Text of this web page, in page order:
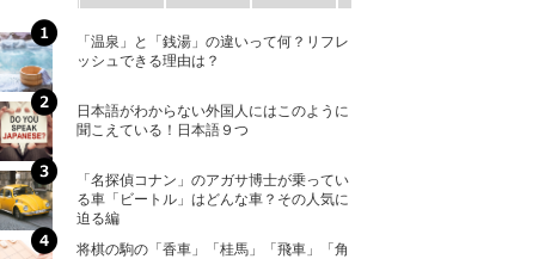
「温泉」と「銭湯」の違いって何？リフレ
ッシュできる理由は？
日本語がわからない外国人にはこのように
聞こえている！日本語９つ
「名探偵コナン」のアガサ博士が乗ってい
る車「ビートル」はどんな車？その人気に
迫る編
将棋の駒の「香車」「桂馬」「飛車」「角